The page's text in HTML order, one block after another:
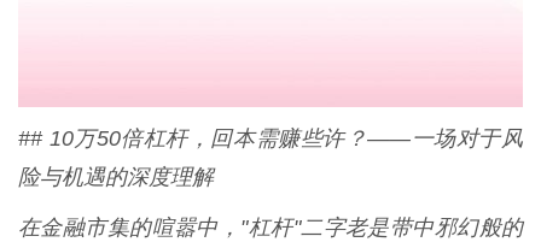
## 10万50倍杠杆，回本需赚些许？——一场对于风
险与机遇的深度理解
在金融市集的喧嚣中，"杠杆"二字老是带中邪幻般的